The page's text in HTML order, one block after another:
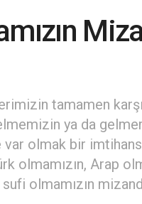
tamamen
ya da
olmak bir
olmamızın, Arap
olmamızın